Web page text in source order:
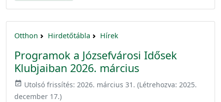
Otthon Hirdetőtábla Hírek
Programok a Józsefvárosi Idősek
Klubjaiban 2026. március
event_available Utolsó frissítés: 2026. március 31. (Létrehozva: 2025.
december 17.)